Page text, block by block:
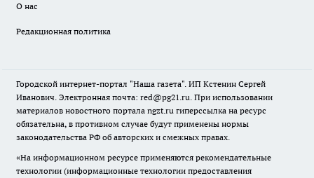
О нас
Редакционная политика
Городской интернет-портал "Наша газета". ИП Кстенин Сергей
Иванович. Электронная почта: red@pg21.ru. При использовании
материалов новостного портала ngzt.ru гиперссылка на ресурс
обязательна, в противном случае будут применены нормы
законодательства РФ об авторских и смежных правах.
«На информационном ресурсе применяются рекомендательные
технологии (информационные технологии предоставления